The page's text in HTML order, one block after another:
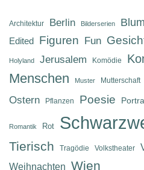
Architektur Berlin Bilderserien
Edited Figuren Fun
Holyland Jerusalem Komödie
Menschen Muster Mutterschaft
Ostern Pflanzen Poesie
Romantik Rot
Tierisch Tragödie Volkstheater
Weihnachten Wien